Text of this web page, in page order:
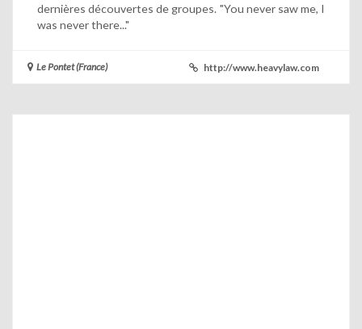
dernières découvertes de groupes. "You never saw me, I
was never there..."
Le Pontet (France) http://www.heavylaw.com